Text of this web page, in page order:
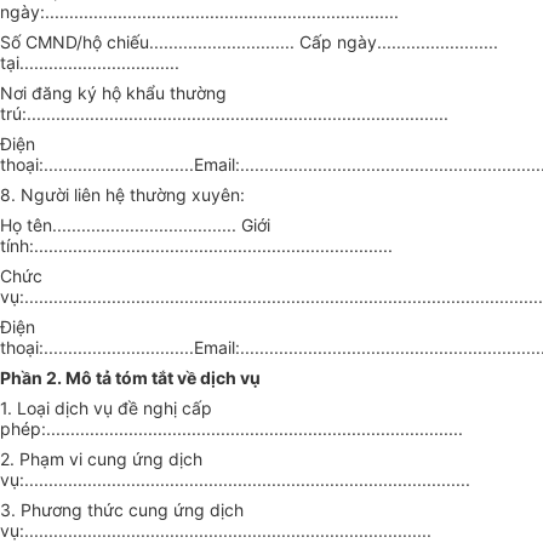
ngày:.........................................................................
Số CMND/hộ chiếu.............................. Cấp ngày.........................
tại.................................
Nơi đăng ký hộ khẩu thường
trú:.......................................................................................
Điện
8. Người liên hệ thường xuyên:
Họ tên...................................... Giới
tính:..........................................................................
Chức
Điện
Phần 2. Mô tả tóm tắt về dịch vụ
1. Loại dịch vụ đề nghị cấp
phép:......................................................................................
2. Phạm vi cung ứng dịch
vụ:............................................................................................
3. Phương thức cung ứng dịch
vụ:....................................................................................